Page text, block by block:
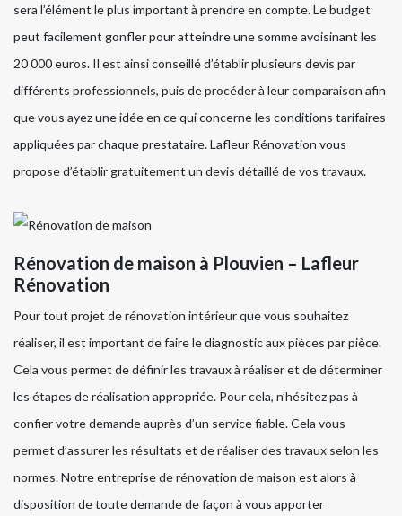
sera l’élément le plus important à prendre en compte. Le budget
peut facilement gonfler pour atteindre une somme avoisinant les
20 000 euros. Il est ainsi conseillé d’établir plusieurs devis par
différents professionnels, puis de procéder à leur comparaison afin
que vous ayez une idée en ce qui concerne les conditions tarifaires
appliquées par chaque prestataire. Lafleur Rénovation vous
propose d’établir gratuitement un devis détaillé de vos travaux.
Rénovation de maison à Plouvien – Lafleur
Rénovation
Pour tout projet de rénovation intérieur que vous souhaitez
réaliser, il est important de faire le diagnostic aux pièces par pièce.
Cela vous permet de définir les travaux à réaliser et de déterminer
les étapes de réalisation appropriée. Pour cela, n’hésitez pas à
confier votre demande auprès d’un service fiable. Cela vous
permet d’assurer les résultats et de réaliser des travaux selon les
normes. Notre entreprise de rénovation de maison est alors à
disposition de toute demande de façon à vous apporter